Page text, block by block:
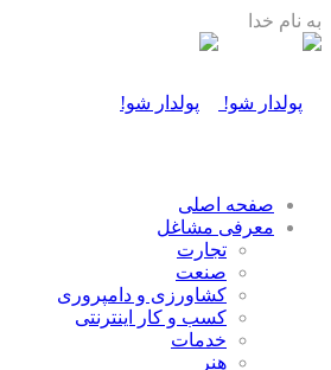
به نام خدا
صفحه اصلی
معرفی مشاغل
تجارت
صنعت
كشاورزی و دامپروری
كسب و كار اينترنتی
خدمات
هنر